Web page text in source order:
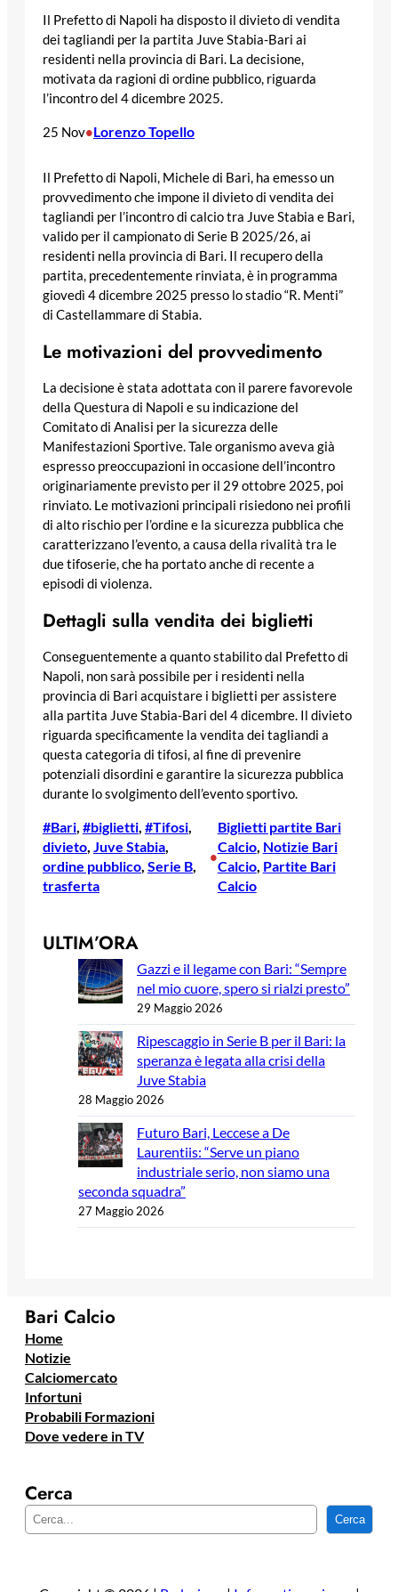
Il Prefetto di Napoli ha disposto il divieto di vendita
dei tagliandi per la partita Juve Stabia-Bari ai
residenti nella provincia di Bari. La decisione,
motivata da ragioni di ordine pubblico, riguarda
l’incontro del 4 dicembre 2025.
25 Nov•Lorenzo Topello
Il Prefetto di Napoli, Michele di Bari, ha emesso un
provvedimento che impone il divieto di vendita dei
tagliandi per l’incontro di calcio tra Juve Stabia e Bari,
valido per il campionato di Serie B 2025/26, ai
residenti nella provincia di Bari. Il recupero della
partita, precedentemente rinviata, è in programma
giovedì 4 dicembre 2025 presso lo stadio “R. Menti”
di Castellammare di Stabia.
Le motivazioni del provvedimento
La decisione è stata adottata con il parere favorevole
della Questura di Napoli e su indicazione del
Comitato di Analisi per la sicurezza delle
Manifestazioni Sportive. Tale organismo aveva già
espresso preoccupazioni in occasione dell’incontro
originariamente previsto per il 29 ottobre 2025, poi
rinviato. Le motivazioni principali risiedono nei profili
di alto rischio per l’ordine e la sicurezza pubblica che
caratterizzano l’evento, a causa della rivalità tra le
due tifoserie, che ha portato anche di recente a
episodi di violenza.
Dettagli sulla vendita dei biglietti
Conseguentemente a quanto stabilito dal Prefetto di
Napoli, non sarà possibile per i residenti nella
provincia di Bari acquistare i biglietti per assistere
alla partita Juve Stabia-Bari del 4 dicembre. Il divieto
riguarda specificamente la vendita dei tagliandi a
questa categoria di tifosi, al fine di prevenire
potenziali disordini e garantire la sicurezza pubblica
durante lo svolgimento dell’evento sportivo.
#Bari #biglietti #Tifosi
divieto Juve Stabia
ordine pubblico Serie B
trasferta
•
Biglietti partite Bari
Calcio, Notizie Bari
Calcio, Partite Bari
Calcio
ULTIM’ORA
Gazzi e il legame con Bari: “Sempre
nel mio cuore, spero si rialzi presto”
29 Maggio 2026
Ripescaggio in Serie B per il Bari: la
speranza è legata alla crisi della
Juve Stabia
28 Maggio 2026
Futuro Bari, Leccese a De
Laurentiis: “Serve un piano
industriale serio, non siamo una
seconda squadra”
27 Maggio 2026
Bari Calcio
Home
Notizie
Calciomercato
Infortuni
Probabili Formazioni
Dove vedere in TV
Cerca
e
Cerca